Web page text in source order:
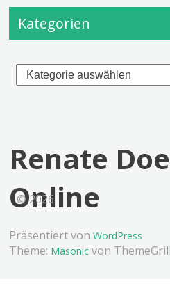
Kategorien
Kategorien
Renate
Online
© 2026
Präsentiert vonWordPress
Theme: Masonic von ThemeGrill